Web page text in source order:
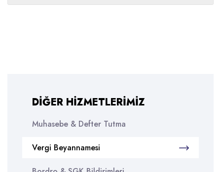
DIĞER HIZMETLERIMIZ
Muhasebe & Defter Tutma
Vergi Beyannamesi